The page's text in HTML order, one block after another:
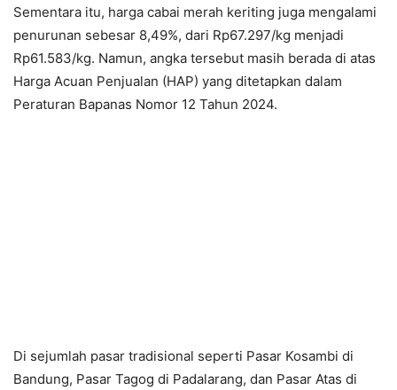
Sementara itu, harga cabai merah keriting juga mengalami
penurunan sebesar 8,49%, dari Rp67.297/kg menjadi
Rp61.583/kg. Namun, angka tersebut masih berada di atas
Harga Acuan Penjualan (HAP) yang ditetapkan dalam
Peraturan Bapanas Nomor 12 Tahun 2024.
Di sejumlah pasar tradisional seperti Pasar Kosambi di
Bandung, Pasar Tagog di Padalarang, dan Pasar Atas di